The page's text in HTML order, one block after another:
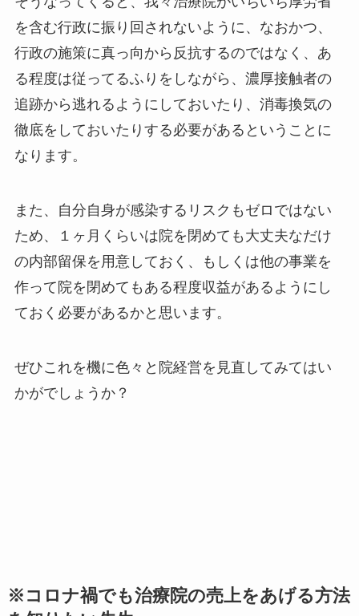
を含む行政に振り回されないように、なおかつ、
行政の施策に真っ向から反抗するのではなく、あ
る程度は従ってるふりをしながら、濃厚接触者の
追跡から逃れるようにしておいたり、消毒換気の
徹底をしておいたりする必要があるということに
なります。
また、自分自身が感染するリスクもゼロではない
ため、１ヶ月くらいは院を閉めても大丈夫なだけ
の内部留保を用意しておく、もしくは他の事業を
作って院を閉めてもある程度収益があるようにし
ておく必要があるかと思います。
ぜひこれを機に色々と院経営を見直してみてはい
かがでしょうか？
※コロナ禍でも治療院の売上をあげる方法